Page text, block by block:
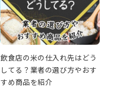
飲食店の米の仕入れ先はどう
してる？業者の選び方やおす
すめ商品を紹介